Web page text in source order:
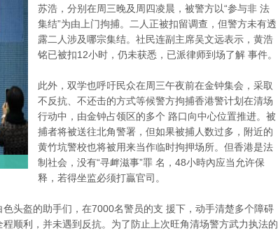
苏浩，分别在周三晚及周四凌晨，被警方以“参与非 法
集结”为由上门拘捕。二人正被扣留调查，但警方未有透
露二人涉及哪宗集结。社民连副主席吴文远表示，黄浩
铭已被扣12小时，仍未获悉，已派律师到场了解 事件。
此外，双学也呼吁民众在周三午夜前在金钟集会，采取
不反抗、不还击的方式等候警方拘捕香港警计划在清场
行动中，由金钟占领区的多个 路口向中心位置推进。被
捕者将被送往北角警署，但如果被捕人数过多，附近的
黄竹坑警校也将被用来当作临时拘押场所。但香港是法
制社会，没有“寻衅滋事”罪 名，48小時內应当允许保
释，若得坐监必须打贏官司。
头盔的助手们，在7000名警员的支 援下，动手清楚多个障碍
顺利，并未遇到反抗。为了防止上次旺角清场警方武力执法的